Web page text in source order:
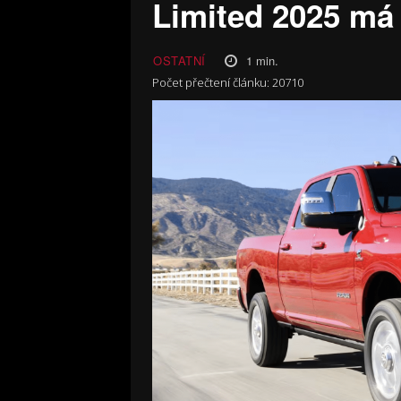
Limited 2025
OSTATNÍ 1 min.
Počet přečtení článku: 20710